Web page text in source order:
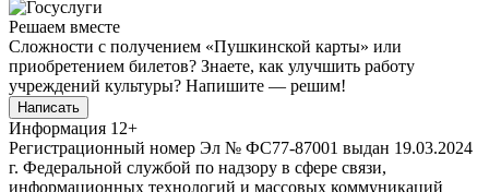
Решаем вместе
Сложности с получением «Пушкинской карты» или
приобретением билетов? Знаете, как улучшить работу
учреждений культуры? Напишите — решим!
Написать
Информация 12+
Регистрационный номер Эл № ФС77-87001 выдан 19.03.2024
г. Федеральной службой по надзору в сфере связи,
информационных технологий и массовых коммуникаций